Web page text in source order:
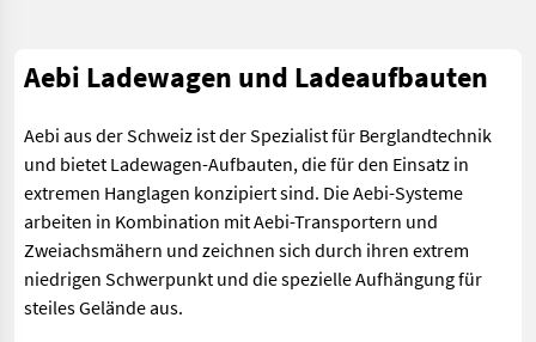
Aebi Ladewagen und Ladeaufbauten
Aebi aus der Schweiz ist der Spezialist für Berglandtechnik
und bietet Ladewagen-Aufbauten, die für den Einsatz in
extremen Hanglagen konzipiert sind. Die Aebi-Systeme
arbeiten in Kombination mit Aebi-Transportern und
Zweiachsmähern und zeichnen sich durch ihren extrem
niedrigen Schwerpunkt und die spezielle Aufhängung für
steiles Gelände aus.